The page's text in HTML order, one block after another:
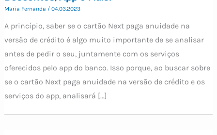
Maria Fernanda / 04.03.2023
A princípio, saber se o cartão Next paga anuidade na
versão de crédito é algo muito importante de se analisar
antes de pedir o seu, juntamente com os serviços
oferecidos pelo app do banco. Isso porque, ao buscar sobre
se o cartão Next paga anuidade na versão de crédito e os
serviços do app, analisará […]